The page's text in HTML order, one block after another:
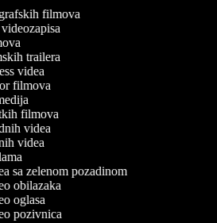
filmova
videozapisa
trailera
videa
filmova
filmova
videa
videa
sa zelenom pozadinom
obilazaka
oglasa
pozivnica